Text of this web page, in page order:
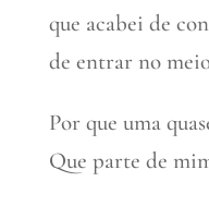
que acabei de
de entrar no
Por que uma
Que parte de